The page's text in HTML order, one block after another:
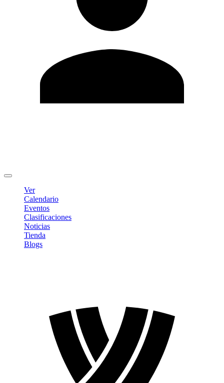
Ver
Calendario
Eventos
Clasificaciones
Noticias
Tienda
Blogs